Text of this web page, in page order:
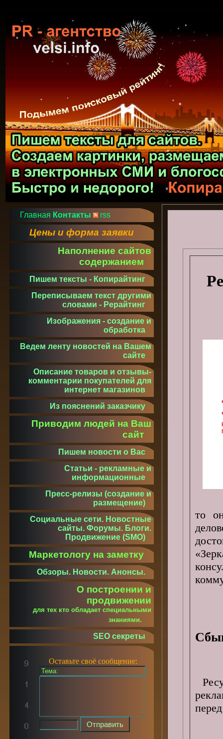
то
Главная Контакты rss
Цены и форма заявки
Наполнение сайтов
содержанием
Пишем тексты - Копирайтинг
Переписываем текст другими
словами - Рерайтинг
Изображения - создание и
обработка
Ведем ленту новостей на Вашем
сайте
Описание товаров и отзывы-
комментарии покупателей для
интернет магазинов
Из пояснений заказчику
Приводим людей на Ваш
сайт
Пишем новости о Вас
Статьи - рекламные и
информационные
Пресс-релизы (создание и
размещение)
Социальные сети. Новостные
сайты. Форумы. Блоги.
Продвижение (SMO)
Маркетологу на заметку
Обзоры. Новости. Анонсы.
О построении и
продвижении
для тех кто обладает специальными
знаниями.
SEO секреты
Оставьте своё сообщение: